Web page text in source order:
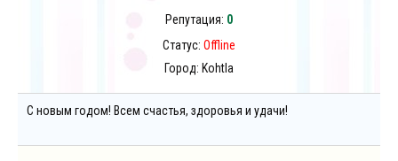
Репутация: 0
Статус: Offline
Город: Kohtla
С новым годом! Всем счастья, здоровья и удачи!